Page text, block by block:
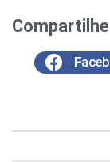
Compartilhe